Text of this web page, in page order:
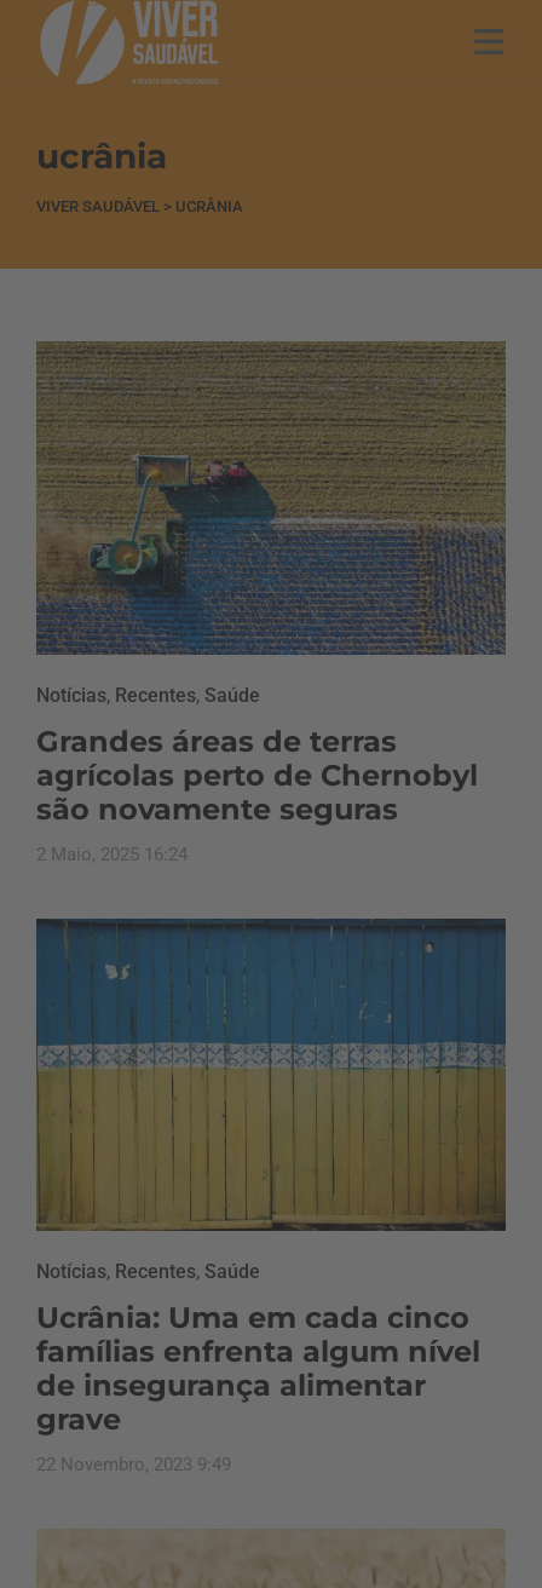
ucrânia
VIVER SAUDÁVEL > UCRÂNIA
Notícias, Recentes, Saúde
Grandes áreas de terras
agrícolas perto de Chernobyl
são novamente seguras
2 Maio, 2025 16:24
Notícias, Recentes, Saúde
Ucrânia: Uma em cada cinco
famílias enfrenta algum nível
de insegurança alimentar
grave
22 Novembro, 2023 9:49